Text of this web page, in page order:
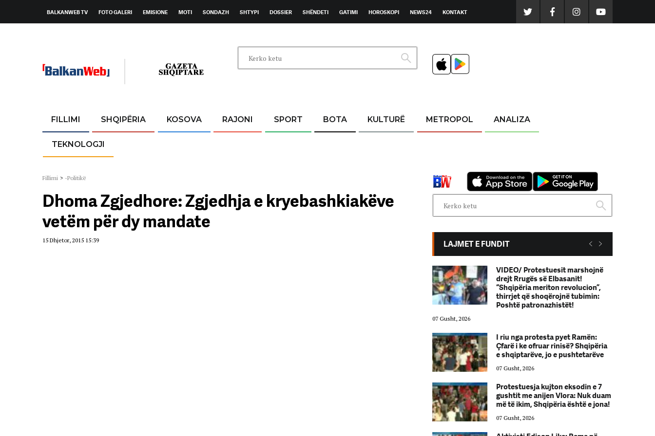
BALKANWEB TV FOTO GALERI EMISIONE MOTI SONDAZH SHTYPI DOSSIER SHËNDETI GATIMI HOROSKOPI NEWS24 KONTAKT
FILLIMI SHQIPËRIA KOSOVA RAJONI SPORT BOTA KULTURË METROPOL ANALIZA
TEKNOLOGJI
Fillimi > -Politikë
Dhoma Zgjedhore: Zgjedhja e kryebashkiakëve
vetëm për dy mandate
15 Dhjetor, 2015 15:39 LAJMET E FUNDIT
VIDEO/ Protestuesit marshojnë
drejt Rrugës së Elbasanit!
“Shqipëria meriton revolucion”,
thirrjet që shoqërojnë tubimin:
Poshtë patronazhistët!
07 Gusht, 2026
I riu nga protesta pyet Ramën:
Çfarë i ke ofruar rinisë? Shqipëria
e shqiptarëve, jo e pushtetarëve
07 Gusht, 2026
Protestuesja kujton eksodin e 7
gushtit me anijen Vlora: Nuk duam
më të ikim, Shqipëria është e jona!
07 Gusht, 2026